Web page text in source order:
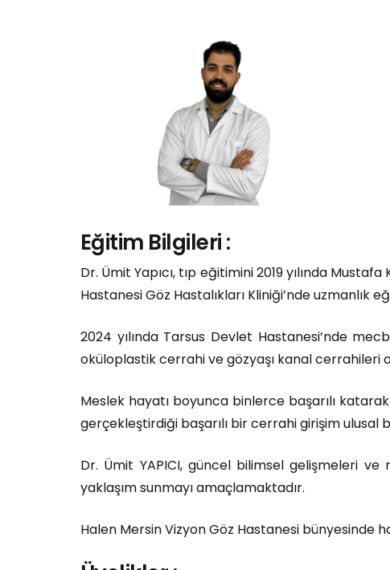
Eğitim Bilgileri :
Dr. Ümit Yapıcı, tıp eğitimini 2019 yılında
Hastanesi Göz Hastalıkları Kliniği’nde uzmanlık
2024 yılında Tarsus Devlet Hastanesi’nde
oküloplastik cerrahi ve gözyaşı kanal cerrahileri
Meslek hayatı boyunca binlerce başarılı
gerçekleştirdiği başarılı bir cerrahi girişim ulusal
Dr. Ümit YAPICI, güncel bilimsel gelişmeleri
yaklaşım sunmayı amaçlamaktadır.
Halen Mersin Vizyon Göz Hastanesi bünyesinde